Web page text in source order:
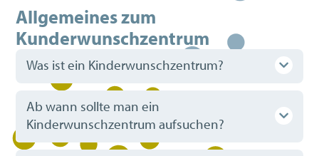
Allgemeines zum
Kunderwunschzentrum
Was ist ein Kinderwunschzentrum?
Ab wann sollte man ein
Kinderwunschzentrum aufsuchen?